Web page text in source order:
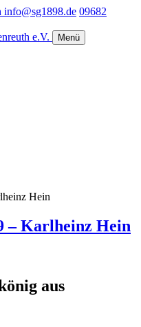
info@sg1898.de 09682
Menü
Hein
– Karlheinz Hein
aus